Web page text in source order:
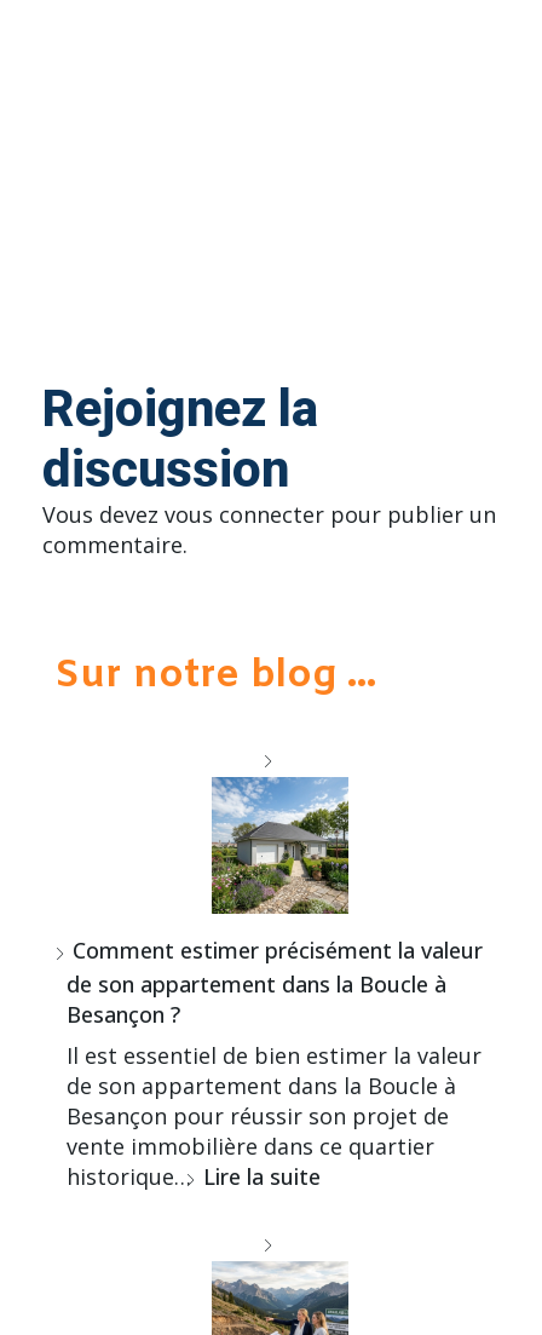
Rejoignez la
discussion
Vous devez vous connecter pour publier un
commentaire.
Sur notre blog ...
Comment estimer précisément la valeur
de son appartement dans la Boucle à
Besançon ?
Il est essentiel de bien estimer la valeur
de son appartement dans la Boucle à
Besançon pour réussir son projet de
vente immobilière dans ce quartier
historique… Lire la suite